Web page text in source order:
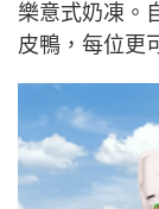
樂意式奶凍。
皮鴨，每位更